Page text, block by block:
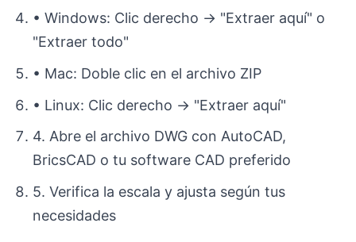
• Windows: Clic derecho → "Extraer aquí" o
"Extraer todo"
• Mac: Doble clic en el archivo ZIP
• Linux: Clic derecho → "Extraer aquí"
4. Abre el archivo DWG con AutoCAD,
BricsCAD o tu software CAD preferido
5. Verifica la escala y ajusta según tus
necesidades